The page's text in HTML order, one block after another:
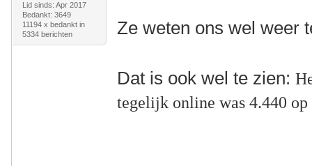
Lid sinds: Apr 2017
Bedankt: 3649
11194 x bedankt in
5334 berichten
Ze weten ons wel weer
Dat is ook wel te zien:
tegelijk online was 4.440